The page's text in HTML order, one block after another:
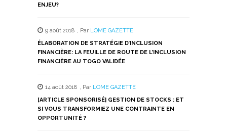
ENJEU?
9 août 2018 , Par LOME GAZETTE
ÉLABORATION DE STRATÉGIE D’INCLUSION
FINANCIÈRE: LA FEUILLE DE ROUTE DE L’INCLUSION
FINANCIÈRE AU TOGO VALIDÉE
14 août 2018 , Par LOME GAZETTE
[ARTICLE SPONSORISÉ] GESTION DE STOCKS : ET
SI VOUS TRANSFORMIEZ UNE CONTRAINTE EN
OPPORTUNITÉ ?